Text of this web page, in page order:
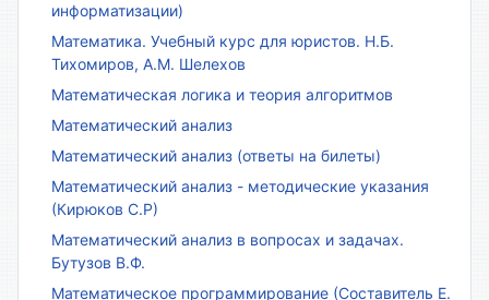
информатизации)
Математика. Учебный курс для юристов. Н.Б.
Тихомиров, А.М. Шелехов
Математическая логика и теория алгоритмов
Математический анализ
Математический анализ (ответы на билеты)
Математический анализ - методические указания
(Кирюков С.Р)
Математический анализ в вопросах и задачах.
Бутузов В.Ф.
Математическое программирование (Составитель Е.